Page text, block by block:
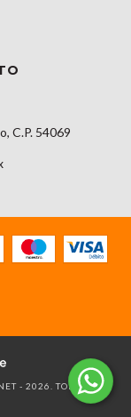
C.P. 54069
- 2026. TODOS LOS